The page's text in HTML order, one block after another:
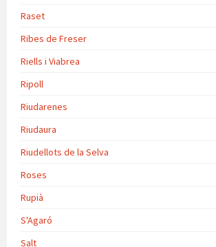
Raset
Ribes de Freser
Riells i Viabrea
Ripoll
Riudarenes
Riudaura
Riudellots de la Selva
Roses
Rupià
S'Agaró
Salt